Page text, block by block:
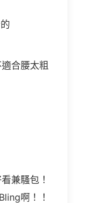
合腰太粗
兼騷包！
啊！！